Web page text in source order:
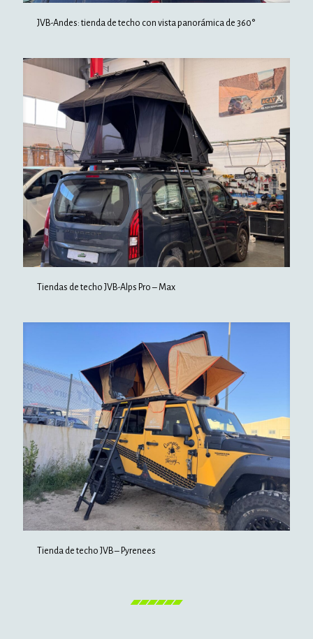
JVB-Andes: tienda de techo con vista panorámica de 360°
Tiendas de techo JVB-Alps Pro – Max
Tienda de techo JVB – Pyrenees